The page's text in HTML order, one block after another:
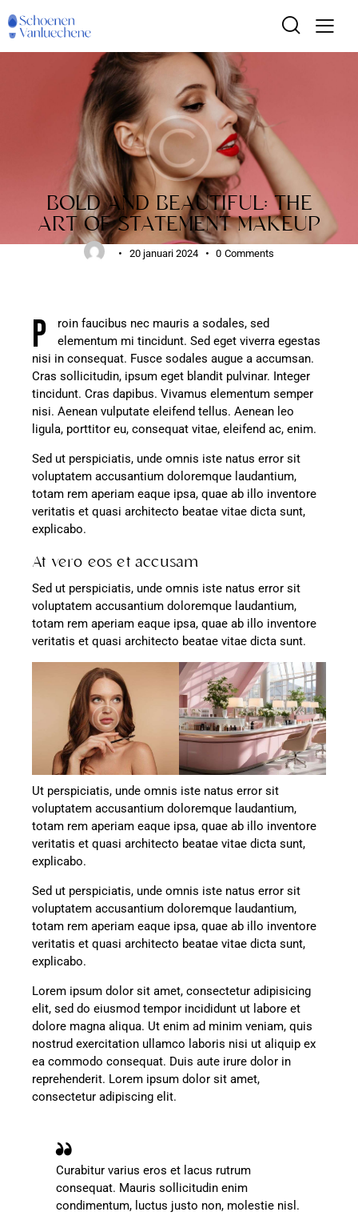
POPULAR
BOLD AND BEAUTIFUL: THE
ART OF STATEMENT MAKEUP
20 januari 2024 0 Comments
P
roin faucibus nec mauris a sodales, sed
elementum mi tincidunt. Sed eget viverra egestas
nisi in consequat. Fusce sodales augue a accumsan.
Cras sollicitudin, ipsum eget blandit pulvinar. Integer
tincidunt. Cras dapibus. Vivamus elementum semper
nisi. Aenean vulputate eleifend tellus. Aenean leo
ligula, porttitor eu, consequat vitae, eleifend ac, enim.
Sed ut perspiciatis, unde omnis iste natus error sit
voluptatem accusantium doloremque laudantium,
totam rem aperiam eaque ipsa, quae ab illo inventore
veritatis et quasi architecto beatae vitae dicta sunt,
explicabo.
At vero eos et accusam
Sed ut perspiciatis, unde omnis iste natus error sit
voluptatem accusantium doloremque laudantium,
totam rem aperiam eaque ipsa, quae ab illo inventore
veritatis et quasi architecto beatae vitae dicta sunt.
Ut perspiciatis, unde omnis iste natus error sit
voluptatem accusantium doloremque laudantium,
totam rem aperiam eaque ipsa, quae ab illo inventore
veritatis et quasi architecto beatae vitae dicta sunt,
explicabo.
Sed ut perspiciatis, unde omnis iste natus error sit
voluptatem accusantium doloremque laudantium,
totam rem aperiam eaque ipsa, quae ab illo inventore
veritatis et quasi architecto beatae vitae dicta sunt,
explicabo.
Lorem ipsum dolor sit amet, consectetur adipisicing
elit, sed do eiusmod tempor incididunt ut labore et
dolore magna aliqua. Ut enim ad minim veniam, quis
nostrud exercitation ullamco laboris nisi ut aliquip ex
ea commodo consequat. Duis aute irure dolor in
reprehenderit. Lorem ipsum dolor sit amet,
consectetur adipiscing elit.
Curabitur varius eros et lacus rutrum
consequat. Mauris sollicitudin enim
condimentum, luctus justo non, molestie nisl.